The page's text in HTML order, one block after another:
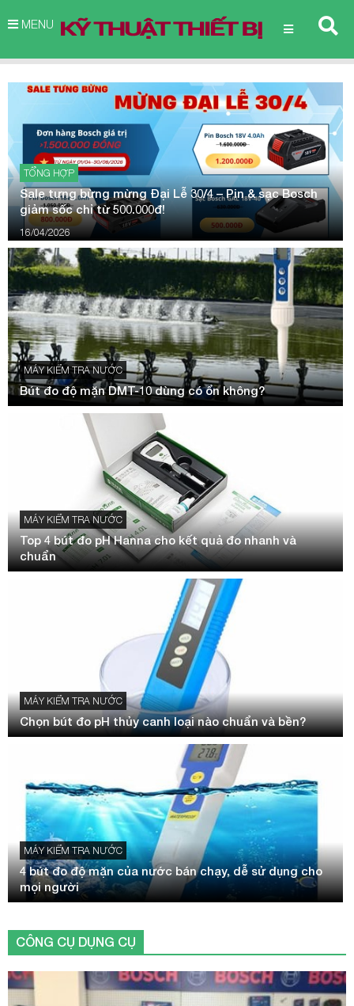
MENU
TỔNG HỢP
Sale tưng bừng mừng Đại Lễ 30/4 – Pin & sạc Bosch
giảm sốc chỉ từ 500.000đ!
16/04/2026
MÁY KIỂM TRA NƯỚC
Bút đo độ mặn DMT-10 dùng có ổn không?
MÁY KIỂM TRA NƯỚC
Top 4 bút đo pH Hanna cho kết quả đo nhanh và
chuẩn
MÁY KIỂM TRA NƯỚC
Chọn bút đo pH thủy canh loại nào chuẩn và bền?
MÁY KIỂM TRA NƯỚC
4 bút đo độ mặn của nước bán chạy, dễ sử dụng cho
mọi người
CÔNG CỤ DỤNG CỤ